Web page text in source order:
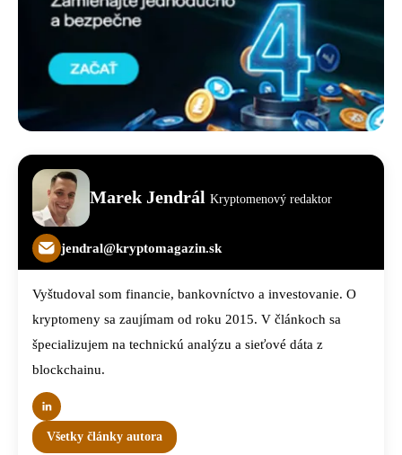
Marek Jendrál Kryptomenový redaktor
jendral@kryptomagazin.sk
Vyštudoval som financie, bankovníctvo a investovanie. O
kryptomeny sa zaujímam od roku 2015. V článkoch sa
špecializujem na technickú analýzu a sieťové dáta z
blockchainu.
Všetky články autora